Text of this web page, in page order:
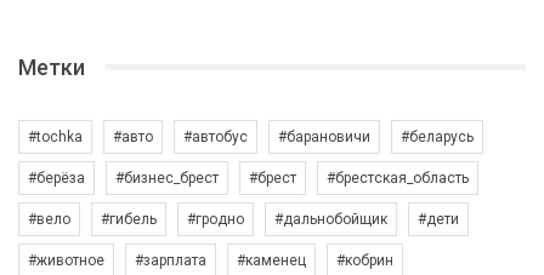
Метки
#tochka #авто #автобус #барановичи #беларусь
#берёза #бизнес_брест #брест #брестская_область
#вело #гибель #гродно #дальнобойщик #дети
#животное #зарплата #каменец #кобрин